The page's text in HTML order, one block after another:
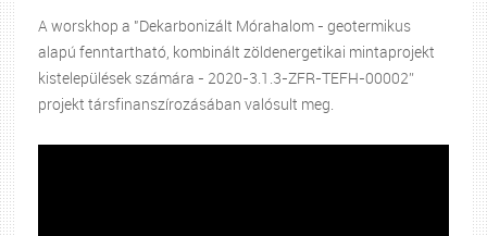
A worskhop a "Dekarbonizált Mórahalom - geotermikus
alapú fenntartható, kombinált zöldenergetikai mintaprojekt
kistelepülések számára - 2020-3.1.3-ZFR-TEFH-00002”
projekt társfinanszírozásában valósult meg.